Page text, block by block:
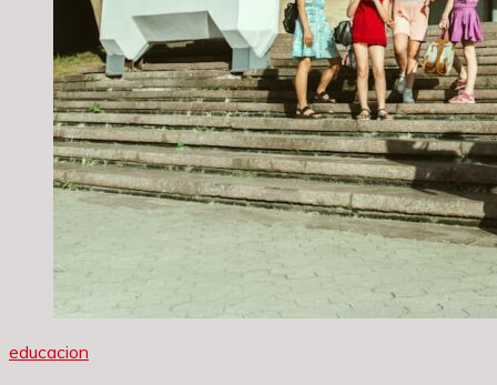
educacion